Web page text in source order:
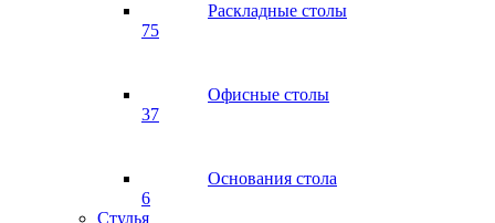
Раскладные столы
75
Офисные столы
37
Основания стола
6
Стулья